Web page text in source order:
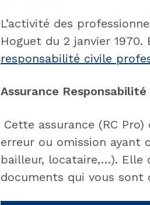
L’activité des
Hoguet du 2 janvier
responsabilité civile
Assurance
Cette assurance (RC
erreur ou omission ayant
bailleur, locataire,…). Elle
documents qui vous sont